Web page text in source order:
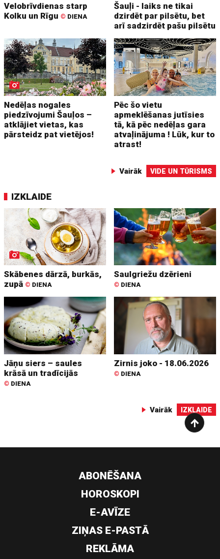
Velobrīvdienas starp
Kolku un Rīgu © DIENA
Šauļi - laiks ne tikai
dzirdēt par pilsētu, bet
arī sadzirdēt pašu pilsētu
Nedēļas nogales
piedzīvojumi Šauļos –
atklājiet vietas, kas
pārsteidz pat vietējos!
Pēc šo vietu
apmeklēšanas jutīsies
tā, kā pēc nedēļas gara
atvaļinājuma ! Lūk, kur to
atrast!
Vairāk VIDE UN TŪRISMS
IZKLAIDE
Skābenes dārzā, burkās,
zupā © DIENA
Saulgriežu dzērieni
© DIENA
Jāņu siers – saules
krāsā un tradīcijās
© DIENA
Zirnis joko - 18.06.2026
© DIENA
Vairāk IZKLAIDE
ABONĒŠANA
HOROSKOPI
E-AVĪZE
ZIŅAS E-PASTĀ
REKLĀMA